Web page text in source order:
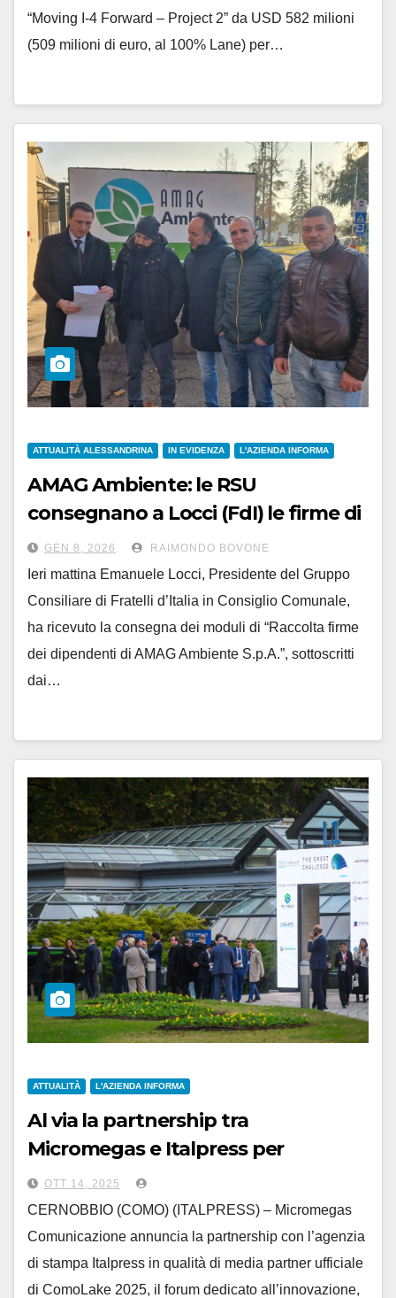
“Moving I-4 Forward – Project 2” da USD 582 milioni
(509 milioni di euro, al 100% Lane) per…
ATTUALITÀ ALESSANDRINA IN EVIDENZA L'AZIENDA INFORMA
AMAG Ambiente: le RSU
consegnano a Locci (FdI) le firme di
tutti i dipendenti
GEN 8, 2026 RAIMONDO BOVONE
Ieri mattina Emanuele Locci, Presidente del Gruppo
Consiliare di Fratelli d’Italia in Consiglio Comunale,
ha ricevuto la consegna dei moduli di “Raccolta firme
dei dipendenti di AMAG Ambiente S.p.A.”, sottoscritti
dai…
ATTUALITÀ L'AZIENDA INFORMA
Al via la partnership tra
Micromegas e Italpress per
ComoLake 2025
OTT 14, 2025
CERNOBBIO (COMO) (ITALPRESS) – Micromegas
Comunicazione annuncia la partnership con l’agenzia
di stampa Italpress in qualità di media partner ufficiale
di ComoLake 2025, il forum dedicato all’innovazione,